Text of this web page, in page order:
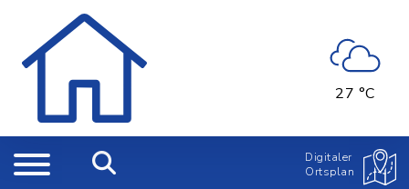
27 °C
Digitaler
Ortsplan